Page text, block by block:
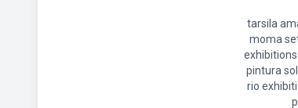
tarsila
moma
pintura
rio